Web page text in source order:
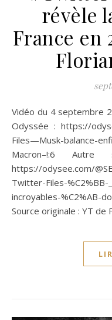
révèle
France en
Vidéo du 4 septembre 2025 (durée 21 min) : Source vidéo
Odyssée : https://
Files—Musk-balance-
Macron–!:6
https://odysee.com/
Twitter-Files-%C2%BB-
incroyables-%C2%AB-
Source originale : YT de